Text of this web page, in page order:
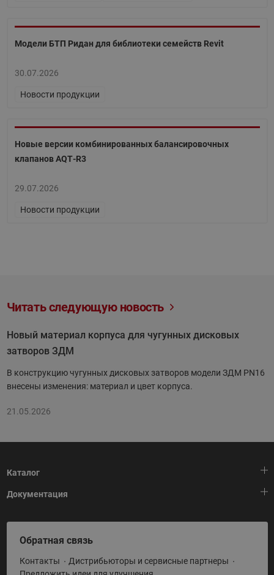
Модели БТП Ридан для библиотеки семейств Revit
30.07.2026
Новости продукции
Новые версии комбинированных балансировочных
клапанов AQT‑R3
29.07.2026
Новости продукции
Читать следующую новость
Новый материал корпуса для чугунных дисковых
затворов ЗДМ
В конструкцию чугунных дисковых затворов модели ЗДМ PN16
внесены изменения: материал и цвет корпуса.
21.05.2026
Каталог
Тепловая автоматика
Холодильная техника
Приводная техника
Промышленная автоматика
Документация
HeatPlatform (Тепловая платформа)
Полезные программы и инструменты
Условия поставки
Обратная связь
Контакты
Дистрибьюторы и сервисные партнеры